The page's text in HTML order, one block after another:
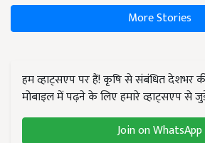
More Stories
हम व्हाट्सएप पर हैं! कृषि से संबंधित देशभर
मोबाइल में पढ़ने के लिए हमारे व्हाट्सएप से
Join on WhatsApp